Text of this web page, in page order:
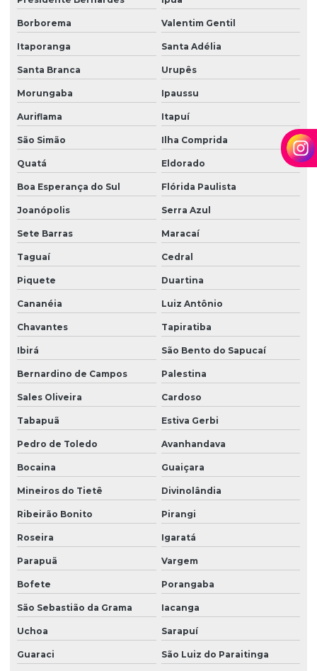
Borborema Valentim Gentil
Itaporanga Santa Adélia
Santa Branca Urupês
Morungaba Ipaussu
Auriflama Itapuí
São Simão Ilha Comprida
Quatá Eldorado
Boa Esperança do Sul Flórida Paulista
Joanópolis Serra Azul
Sete Barras Maracaí
Taguaí Cedral
Piquete Duartina
Cananéia Luiz Antônio
Chavantes Tapiratiba
Ibirá São Bento do Sapucaí
Bernardino de Campos Palestina
Sales Oliveira Cardoso
Tabapuã Estiva Gerbi
Pedro de Toledo Avanhandava
Bocaina Guaiçara
Mineiros do Tietê Divinolândia
Ribeirão Bonito Pirangi
Roseira Igaratá
Parapuã Vargem
Bofete Porangaba
São Sebastião da Grama Iacanga
Uchoa Sarapuí
Guaraci São Luiz do Paraitinga